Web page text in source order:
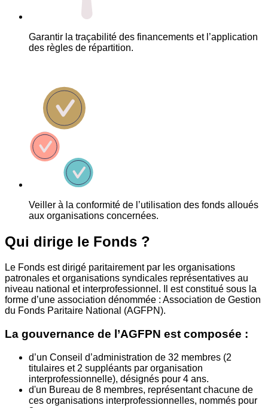
Garantir la traçabilité des financements et l’application
des règles de répartition.
Veiller à la conformité de l’utilisation des fonds alloués
aux organisations concernées.
Qui dirige le Fonds ?
Le Fonds est dirigé paritairement par les organisations
patronales et organisations syndicales représentatives au
niveau national et interprofessionnel. Il est constitué sous la
forme d’une association dénommée : Association de Gestion
du Fonds Paritaire National (AGFPN).
La gouvernance de l’AGFPN est composée :
d’un Conseil d’administration de 32 membres (2
titulaires et 2 suppléants par organisation
interprofessionnelle), désignés pour 4 ans.
d'un Bureau de 8 membres, représentant chacune de
ces organisations interprofessionnelles, nommés pour